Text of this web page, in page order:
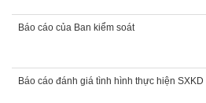
Báo cáo của Ban kiểm soát
Báo cáo đánh giá tình hình thực hiện